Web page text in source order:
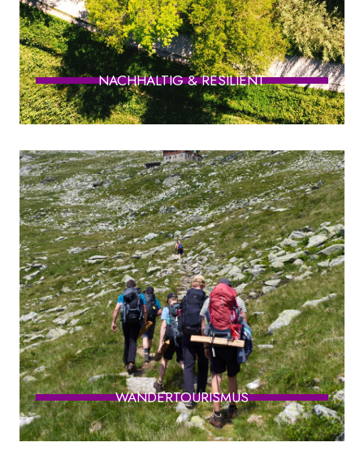
NACHHALTIG & RESILIENT
WANDERTOURISMUS